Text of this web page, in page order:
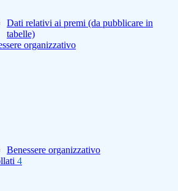
Dati relativi ai premi (da pubblicare in
tabelle)
organizzativo
Benessere organizzativo
4